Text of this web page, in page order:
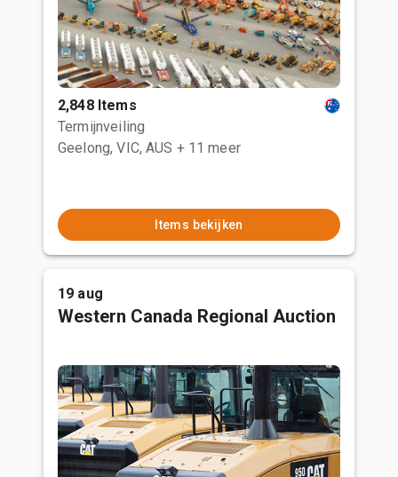
2,848 Items
Termijnveiling
Geelong, VIC, AUS + 11 meer
Items bekijken
19 aug
Western Canada Regional Auction